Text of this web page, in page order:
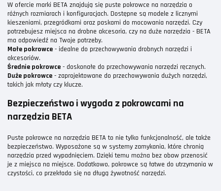
W ofercie marki BETA znajdują się puste pokrowce na narzędzia o
różnych rozmiarach i konfiguracjach. Dostępne są modele z licznymi
kieszeniami, przegródkami oraz paskami do mocowania narzędzi. Czy
potrzebujesz miejsca na drobne akcesoria, czy na duże narzędzia - BETA
ma odpowiedź na Twoje potrzeby.
Małe pokrowce - idealne do przechowywania drobnych narzędzi i
akcesoriów.
Średnie pokrowce - doskonałe do przechowywania narzędzi ręcznych.
Duże pokrowce - zaprojektowane do przechowywania dużych narzędzi,
takich jak młoty czy klucze.
Bezpieczeństwo i wygoda z pokrowcami na
narzędzia BETA
Puste pokrowce na narzędzia BETA to nie tylko funkcjonalność, ale także
bezpieczeństwo. Wyposażone są w systemy zamykania, które chronią
narzędzia przed wypadnięciem. Dzięki temu można bez obaw przenosić
je z miejsca na miejsce. Dodatkowo, pokrowce są łatwe do utrzymania w
czystości, co przekłada się na długą żywotność narzędzi.